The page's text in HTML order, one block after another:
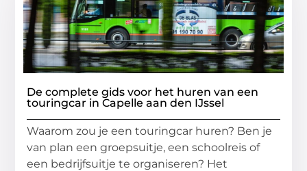
De complete gids voor het huren van een
touringcar in Capelle aan den IJssel
Waarom zou je een touringcar huren? Ben je
van plan een groepsuitje, een schoolreis of
een bedrijfsuitje te organiseren? Het